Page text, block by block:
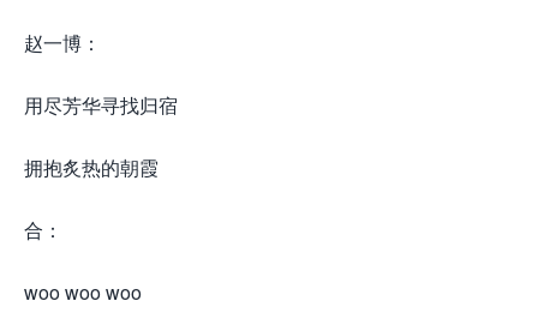
赵一博：
用尽芳华寻找归宿
拥抱炙热的朝霞
合：
woo woo woo